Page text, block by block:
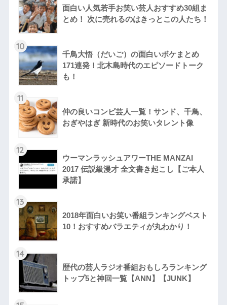
面白い人気若手お笑い芸人おすすめ30組ま
とめ！ 次に売れるのはきっとこの人たち！
10
千鳥大悟（だいご）の面白いボケまとめ
171連発！北木島時代のエピソードトーク
も！
11
仲の良いコンビ芸人一覧！サンド、千鳥、
おぎやはぎ 新時代のお笑いタレント像
12
ウーマンラッシュアワーTHE MANZAI
2017 伝説級漫才 全文書き起こし【ご本人
承諾】
13
2018年面白いお笑い番組ランキングベスト
10！おすすめバラエティが丸わかり！
14
歴代の芸人ラジオ番組おもしろランキング
トップ5と神回一覧【ANN】【JUNK】